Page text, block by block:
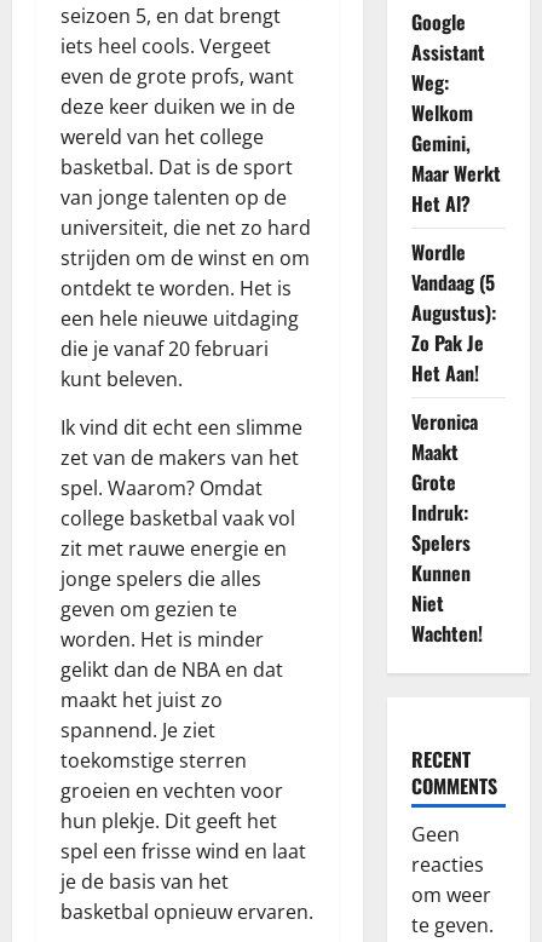
seizoen 5, en dat brengt
iets heel cools. Vergeet
even de grote profs, want
deze keer duiken we in de
wereld van het college
basketbal. Dat is de sport
van jonge talenten op de
universiteit, die net zo hard
strijden om de winst en om
ontdekt te worden. Het is
een hele nieuwe uitdaging
die je vanaf 20 februari
kunt beleven.
Ik vind dit echt een slimme
zet van de makers van het
spel. Waarom? Omdat
college basketbal vaak vol
zit met rauwe energie en
jonge spelers die alles
geven om gezien te
worden. Het is minder
gelikt dan de NBA en dat
maakt het juist zo
spannend. Je ziet
toekomstige sterren
groeien en vechten voor
hun plekje. Dit geeft het
spel een frisse wind en laat
je de basis van het
basketbal opnieuw ervaren.
Google
Assistant
Weg:
Welkom
Gemini,
Maar Werkt
Het Al?
Wordle
Vandaag (5
Augustus):
Zo Pak Je
Het Aan!
Veronica
Maakt
Grote
Indruk:
Spelers
Kunnen
Niet
Wachten!
RECENT
COMMENTS
Geen
reacties
om weer
te geven.